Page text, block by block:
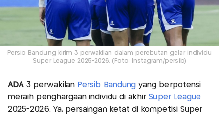
Persib Bandung kirim 3 perwakilan dalam perebutan gelar individu
Super League 2025-2026. (Foto: Instagram/persib)
ADA 3 perwakilan Persib Bandungyang berpotensi
meraih penghargaan individu di akhirSuper League
2025-2026. Ya, persaingan ketat di kompetisi Super